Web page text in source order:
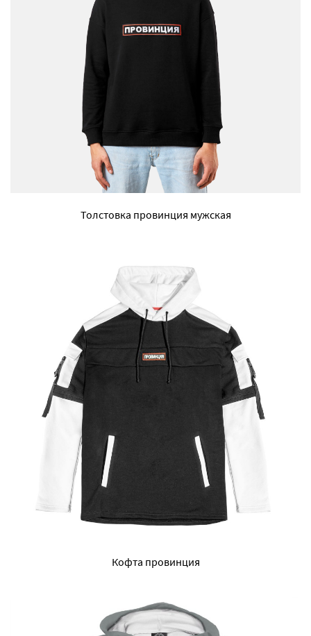
Толстовка провинция мужская
Кофта провинция